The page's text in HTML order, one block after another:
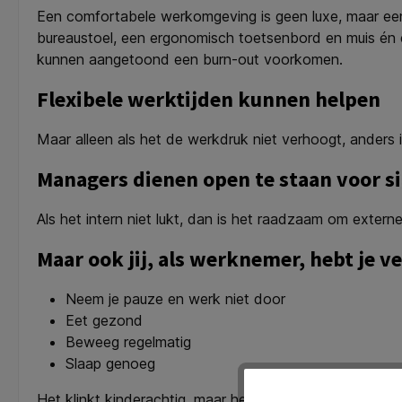
Een comfortabele werkomgeving is geen luxe, maar
bureaustoel, een ergonomisch toetsenbord en muis
kunnen aangetoond een burn-out voorkomen.
Flexibele werktijden kunnen helpen
Maar alleen als het de werkdruk niet verhoogt,
Managers dienen open te staan voor
Als het intern niet lukt, dan is het raadzaam om
Maar ook jij, als werknemer, hebt je
Neem je pauze en werk niet door
Eet gezond
Beweeg regelmatig
Slaap genoeg